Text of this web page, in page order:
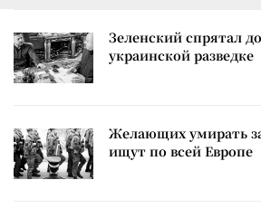
Зеленский спрятал
украинской разведке
Желающих умирать
ищут по всей Европе